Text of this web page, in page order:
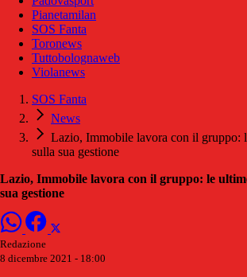
Pianetamilan
SOS Fanta
Toronews
Tuttobolognaweb
Violanews
SOS Fanta
News
Lazio, Immobile lavora con il gruppo:
sulla sua gestione
Lazio, Immobile lavora con il gruppo: le
sua gestione
Redazione
8 dicembre 2021 - 18:00